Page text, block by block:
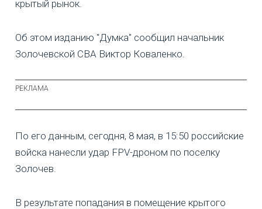
крытый рынок.
Об этом изданию "Думка" сообщил начальник
Золочевской СВА Виктор Коваленко.
По его данным, сегодня, 8 мая, в 15:50 российские
войска нанесли удар FPV-дроном по поселку
Золочев.
В результате попадания в помещение крытого